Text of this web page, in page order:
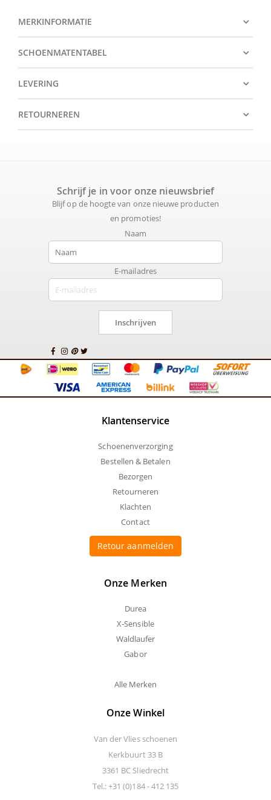
MERKINFORMATIE
SCHOENMATENTABEL
LEVERING
RETOURNEREN
Schrijf je in voor onze nieuwsbrief
Blijf op de hoogte van onze nieuwe producten
en promoties!
Naam
E-mailadres
Inschrijven
Klantenservice
Schoenenverzorging
Bestellen & Betalen
Bezorgen
Retourneren
Klachten
Contact
Retour aanmelden
Onze Merken
Durea
X-Sensible
Waldlaufer
Gabor
Alle Merken
Onze Winkel
Van der Vlies schoenen
Kerkbuurt 33 B
3361 BC Sliedrecht
Tel.: +31 (0)184 - 412 135